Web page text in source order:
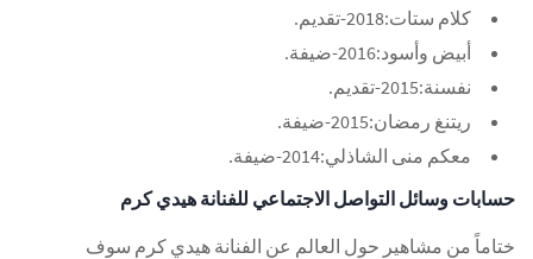
كلام ستات:2018-تقديم.
أبيض وأسود:2016-ضيفة.
نفسنة:2015-تقديم.
ريتنغ رمضان:2015-ضيفة.
معكم منى الشاذلي:2014-ضيفة.
حسابات وسائل التواصل الاجتماعي للفنانة هيدي كرم
ختاماً من مشاهير حول العالم عن الفنانة هيدي كرم سوف